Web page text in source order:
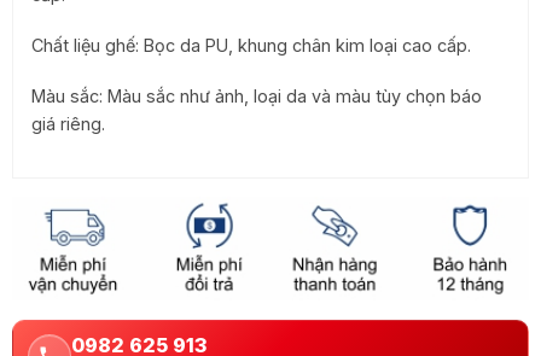
Chất liệu ghế: Bọc da PU, khung chân kim loại cao cấp.
Màu sắc: Màu sắc như ảnh, loại da và màu tùy chọn báo
giá riêng.
0982 625 913